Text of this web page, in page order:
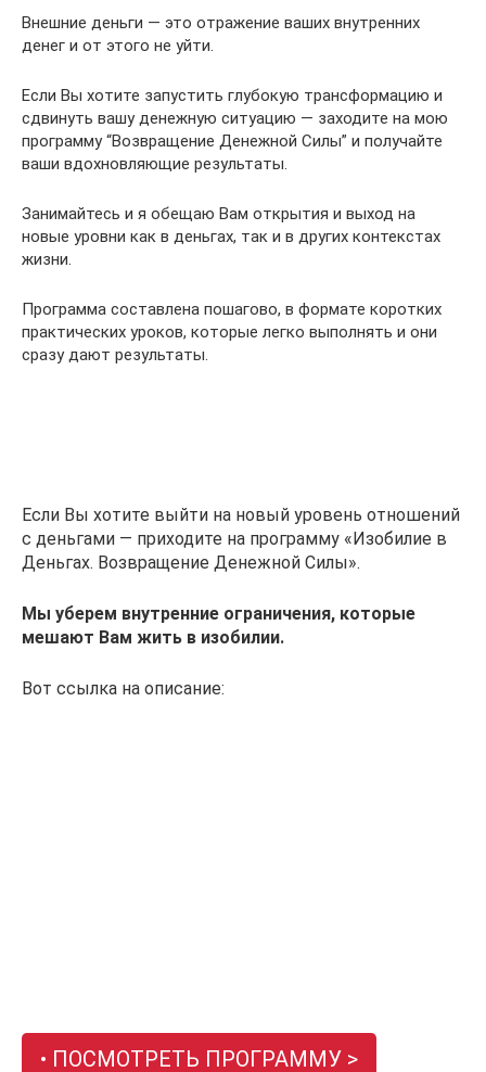
Внешние деньги — это отражение ваших внутренних
денег и от этого не уйти.
Если Вы хотите запустить глубокую трансформацию и
сдвинуть вашу денежную ситуацию — заходите на мою
программу “Возвращение Денежной Силы” и получайте
ваши вдохновляющие результаты.
Занимайтесь и я обещаю Вам открытия и выход на
новые уровни как в деньгах, так и в других контекстах
жизни.
Программа составлена пошагово, в формате коротких
практических уроков, которые легко выполнять и они
сразу дают результаты.
Если Вы хотите выйти на новый уровень отношений
с деньгами — приходите на программу «Изобилие в
Деньгах. Возвращение Денежной Силы».
Мы уберем внутренние ограничения, которые
мешают Вам жить в изобилии.
Вот ссылка на описание:
• ПОСМОТРЕТЬ ПРОГРАММУ >